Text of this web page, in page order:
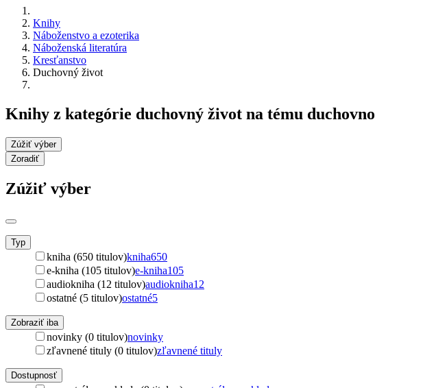
Knihy
Náboženstvo a ezoterika
Náboženská literatúra
Kresťanstvo
Duchovný život
Knihy z kategórie duchovný život na tému duchovno
Zúžiť výber
Zoradiť
Zúžiť výber
Typ
kniha (650 titulov)kniha650
e-kniha (105 titulov)e-kniha105
audiokniha (12 titulov)audiokniha12
ostatné (5 titulov)ostatné5
Zobraziť iba
novinky (0 titulov)novinky
zľavnené tituly (0 titulov)zľavnené tituly
Dostupnosť